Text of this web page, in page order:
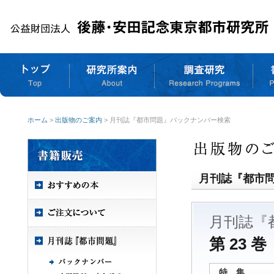
ホーム > 出版物のご案内 > 月刊誌『都市問題』バックナンバー検索
月刊誌『都市
月刊誌『
第 23